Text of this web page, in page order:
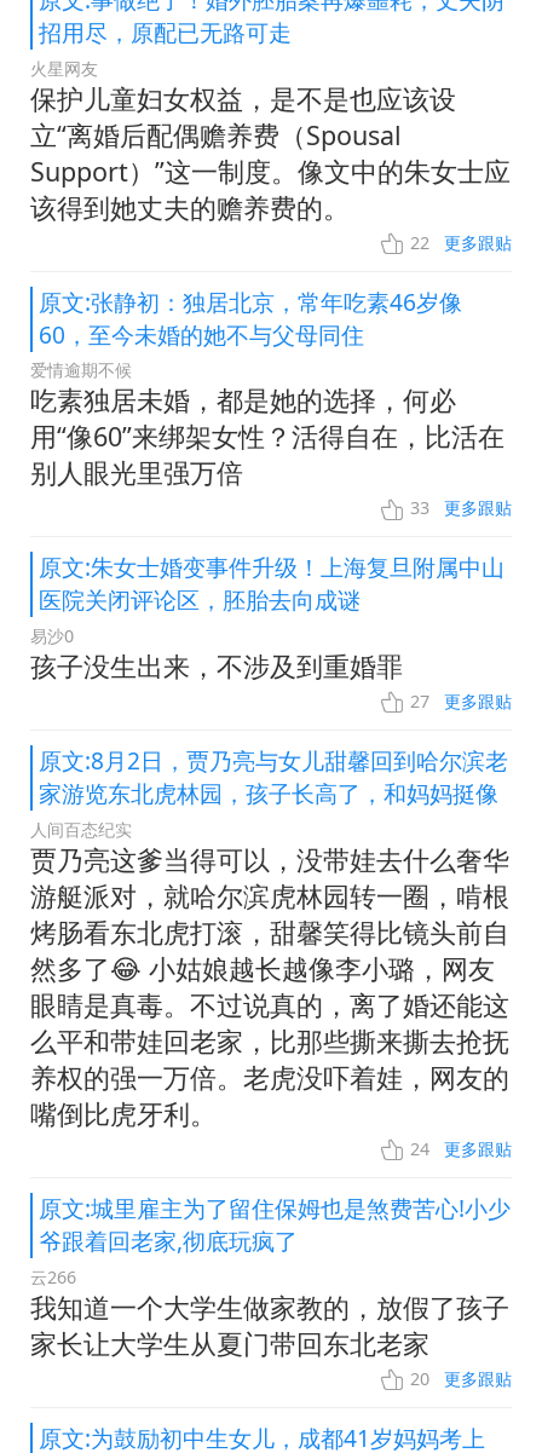
招用尽，原配已无路可走
火星网友
保护儿童妇女权益，是不是也应该设
立“离婚后配偶赡养费（Spousal
Support）”这一制度。像文中的朱女士应
该得到她丈夫的赡养费的。
22 更多跟贴
原文:张静初：独居北京，常年吃素46岁像
60，至今未婚的她不与父母同住
爱情逾期不候
吃素独居未婚，都是她的选择，何必
用“像60”来绑架女性？活得自在，比活在
别人眼光里强万倍
33 更多跟贴
原文:朱女士婚变事件升级！上海复旦附属中山
医院关闭评论区，胚胎去向成谜
易沙0
孩子没生出来，不涉及到重婚罪
27 更多跟贴
原文:8月2日，贾乃亮与女儿甜馨回到哈尔滨老
家游览东北虎林园，孩子长高了，和妈妈挺像
人间百态纪实
贾乃亮这爹当得可以，没带娃去什么奢华
游艇派对，就哈尔滨虎林园转一圈，啃根
烤肠看东北虎打滚，甜馨笑得比镜头前自
然多了😂 小姑娘越长越像李小璐，网友
眼睛是真毒。不过说真的，离了婚还能这
么平和带娃回老家，比那些撕来撕去抢抚
养权的强一万倍。老虎没吓着娃，网友的
嘴倒比虎牙利。
24 更多跟贴
原文:城里雇主为了留住保姆也是煞费苦心!小少
爷跟着回老家,彻底玩疯了
云266
我知道一个大学生做家教的，放假了孩子
家长让大学生从夏门带回东北老家
20 更多跟贴
原文:为鼓励初中生女儿，成都41岁妈妈考上